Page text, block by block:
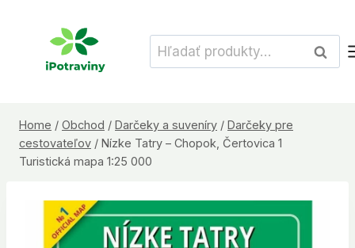
Hľadať:
Home / Obchod / Darčeky a suveníry / Darčeky pre
cestovateľov / Nízke Tatry – Chopok, Čertovica 1
Turistická mapa 1:25 000